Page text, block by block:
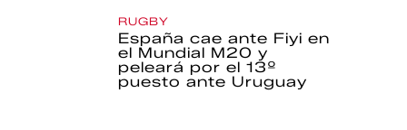
RUGBY
España cae ante Fiyi en
el Mundial M20 y
peleará por el 13º
puesto ante Uruguay